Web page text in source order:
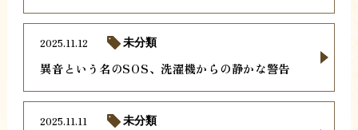
異音という名のSOS、洗濯機からの静かな警告
2025.11.12 未分類
2025.11.11 未分類